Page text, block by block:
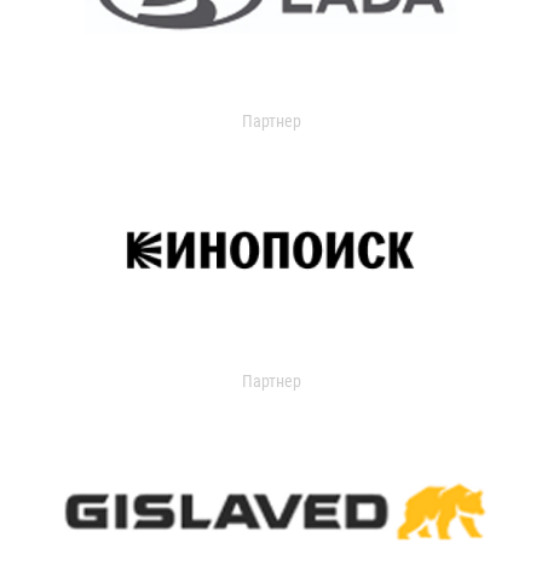
Партнер
Партнер